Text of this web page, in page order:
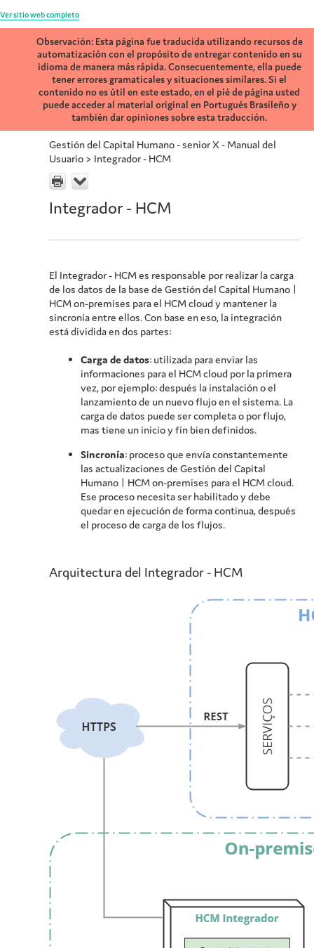
Ver sitio web completo
Observación: Esta página fue traducida utilizando recursos de
automatización con el propósito de entregar contenido en su
idioma de manera más rápida. Consecuentemente, ella puede
tener errores gramaticales y situaciones similares. Si el
contenido no es útil en este estado, en el pié de página usted
puede acceder al material original en Portugués Brasileño y
también dar opiniones sobre esta traducción.
Gestión del Capital Humano - senior X - Manual del
Usuario > Integrador - HCM
Integrador - HCM
El Integrador - HCM es responsable por realizar la carga
de los datos de la base de Gestión del Capital Humano |
HCM on-premises para el HCM cloud y mantener la
sincronía entre ellos. Con base en eso, la integración
está dividida en dos partes:
Carga de datos: utilizada para enviar las
informaciones para el HCM cloud por la primera
vez, por ejemplo: después la instalación o el
lanzamiento de un nuevo flujo en el sistema. La
carga de datos puede ser completa o por flujo,
mas tiene un inicio y fin bien definidos.
Sincronía: proceso que envía constantemente
las actualizaciones de Gestión del Capital
Humano | HCM on-premises para el HCM cloud.
Ese proceso necesita ser habilitado y debe
quedar en ejecución de forma continua, después
el proceso de carga de los flujos.
Arquitectura del Integrador - HCM